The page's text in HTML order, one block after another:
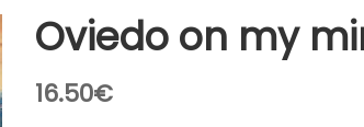
Oviedo on my
16.50€